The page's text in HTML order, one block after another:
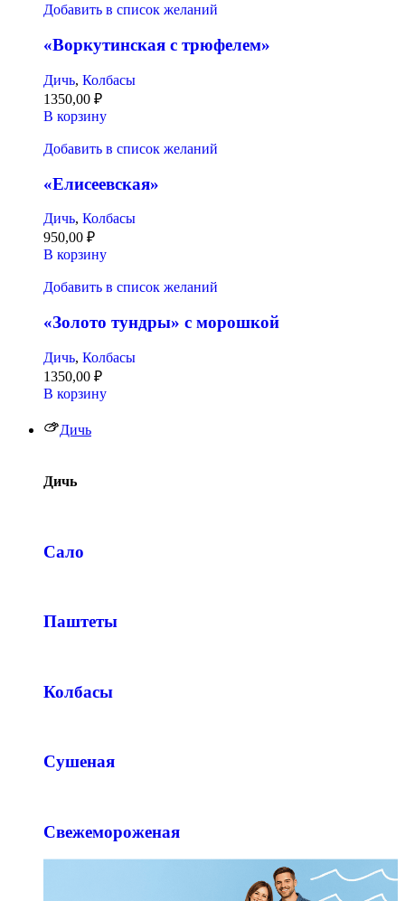
Добавить в список желаний
«Воркутинская с трюфелем»
Дичь, Колбасы
1350,00 ₽
В корзину
Добавить в список желаний
«Елисеевская»
Дичь, Колбасы
950,00 ₽
В корзину
Добавить в список желаний
«Золото тундры» с морошкой
Дичь, Колбасы
1350,00 ₽
В корзину
Дичь
Дичь
Сало
Паштеты
Колбасы
Сушеная
Свежемороженая